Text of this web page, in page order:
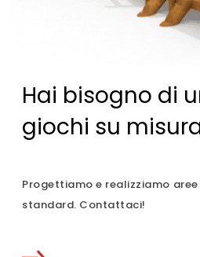
Hai bisogno di
giochi su
Progettiamo e realizziamo
standard. Contattaci!